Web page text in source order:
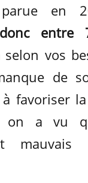
en
donc
selon vos
de
favoriser
on a vu